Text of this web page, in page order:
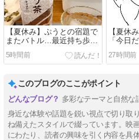
【夏休み】ぷうとの宿題で
またバトル…最近持ち歩い
ているもの✨【40％OFF】
5時間前
【夏休
「今日
づけば毎
27時間前
このブログのここがポイント
多彩なテーマと自然な
身近な体験や話題を鋭い視点で切り取
ね備えたスタイルで綴っています。映
にわたり、読者の興味を引く内容を具